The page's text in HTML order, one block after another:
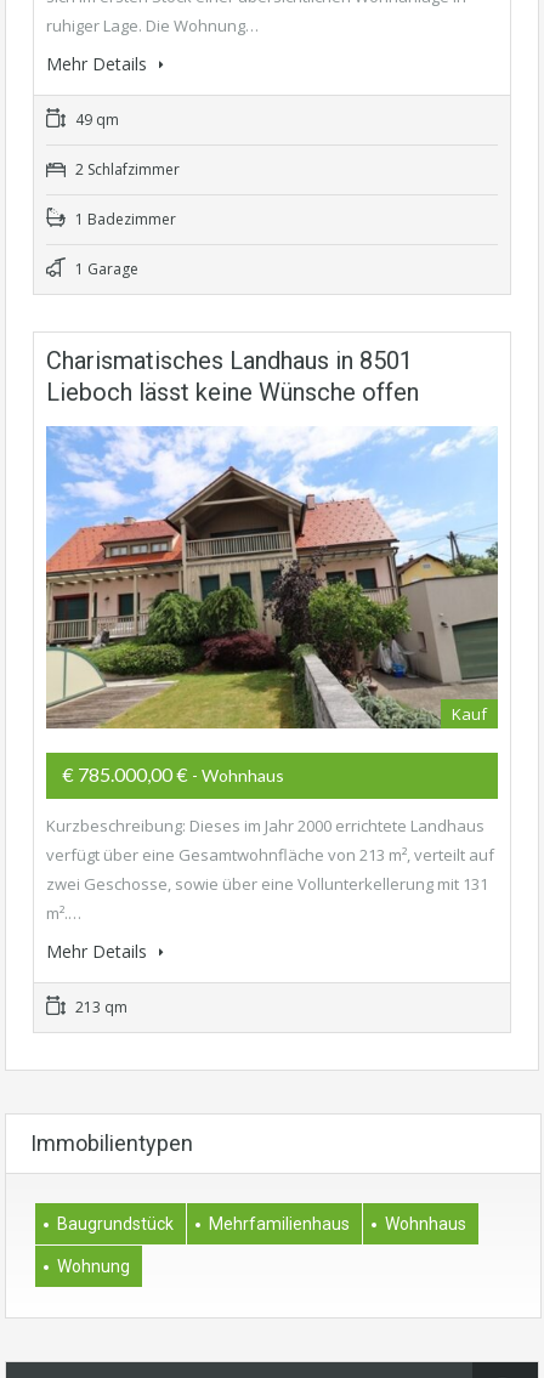
ruhiger Lage. Die Wohnung…
Mehr Details
49 qm
2 Schlafzimmer
1 Badezimmer
1 Garage
Charismatisches Landhaus in 8501
Lieboch lässt keine Wünsche offen
Kauf
€ 785.000,00 € - Wohnhaus
Kurzbeschreibung: Dieses im Jahr 2000 errichtete Landhaus
verfügt über eine Gesamtwohnfläche von 213 m², verteilt auf
zwei Geschosse, sowie über eine Vollunterkellerung mit 131
m².…
Mehr Details
213 qm
Immobilientypen
Baugrundstück Mehrfamilienhaus Wohnhaus
Wohnung